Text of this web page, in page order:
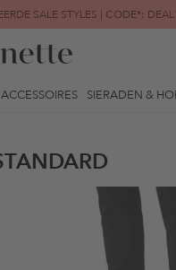
SALE STYLES | CODE*:
GEREDUCEERD
ACCESSOIRES SIERADEN &